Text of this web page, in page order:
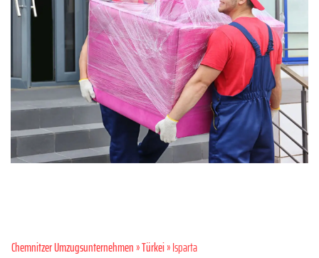
Chemnitzer Umzugsunternehmen»Türkei» Isparta